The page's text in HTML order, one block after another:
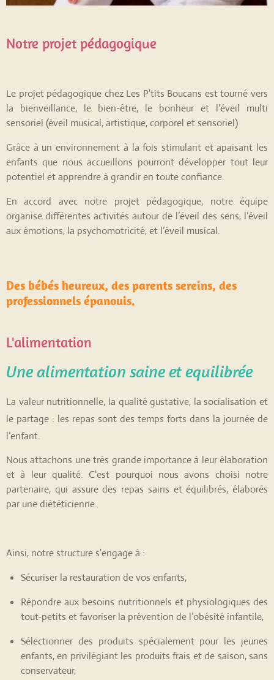
Notre projet pédagogique
Le projet pédagogique chez Les P'tits Boucans est tourné vers
la bienveillance, le bien-être, le bonheur et l'éveil multi
sensoriel (éveil musical, artistique, corporel et sensoriel)
Grâce à un environnement à la fois stimulant et apaisant les
enfants que nous accueillons pourront développer tout leur
potentiel et apprendre à grandir en toute confiance.
En accord avec notre projet pédagogique, notre équipe
organise différentes activités autour de l’éveil des sens, l’éveil
aux émotions, la psychomotricité, et l’éveil musical.
Des bébés heureux, des parents sereins, des
professionnels épanouis.
L'alimentation
Une alimentation saine et equilibrée
La valeur nutritionnelle, la qualité gustative, la socialisation et
le partage : les repas sont des temps forts dans la journée de
l’enfant.
Nous attachons une très grande importance à leur élaboration
et à leur qualité. C'est pourquoi nous avons choisi notre
partenaire, qui assure des repas sains et équilibrés, élaborés
par une diététicienne.
Ainsi, notre structure s'engage à :
Sécuriser la restauration de vos enfants,
Répondre aux besoins nutritionnels et physiologiques des
tout-petits et favoriser la prévention de l’obésité infantile,
Sélectionner des produits spécialement pour les jeunes
enfants, en privilégiant les produits frais et de saison, sans
conservateur,